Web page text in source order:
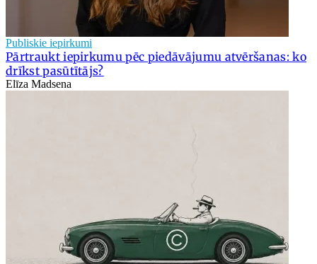
Publiskie iepirkumi
Pārtraukt iepirkumu pēc piedāvājumu atvēršanas: ko
drīkst pasūtītājs?
Elīza Madsena